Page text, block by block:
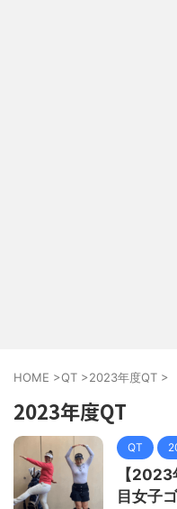
HOME >QT >2023年度QT >
2023年度QT
QT
【
目女子